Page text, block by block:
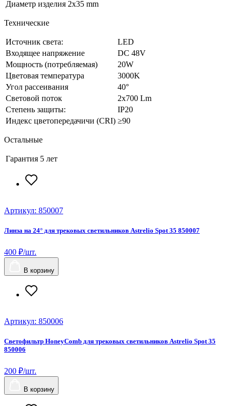
Диаметр изделия 2х35 mm
Технические
Источник света:
LED
Входящее напряжение
DC 48V
Мощность (потребляемая)
20W
Цветовая температура
3000K
Угол рассеивания
40°
Световой поток
2x700 Lm
Степень защиты:
IP20
Индекс цветопередачичи (CRI) ≥90
Остальные
Гарантия 5 лет
Артикул: 850007
Линза на 24° для трековых светильников Astrelio Spot 35 850007
400 ₽/шт.
В корзину
Артикул: 850006
Светофильтр HoneyComb для трековых светильников Astrelio Spot 35
850006
200 ₽/шт.
В корзину